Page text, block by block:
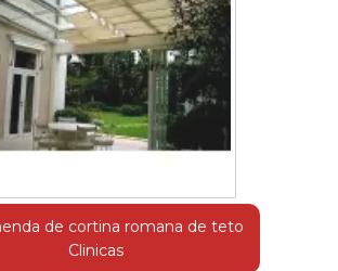
de cortina romana de teto
Clinicas